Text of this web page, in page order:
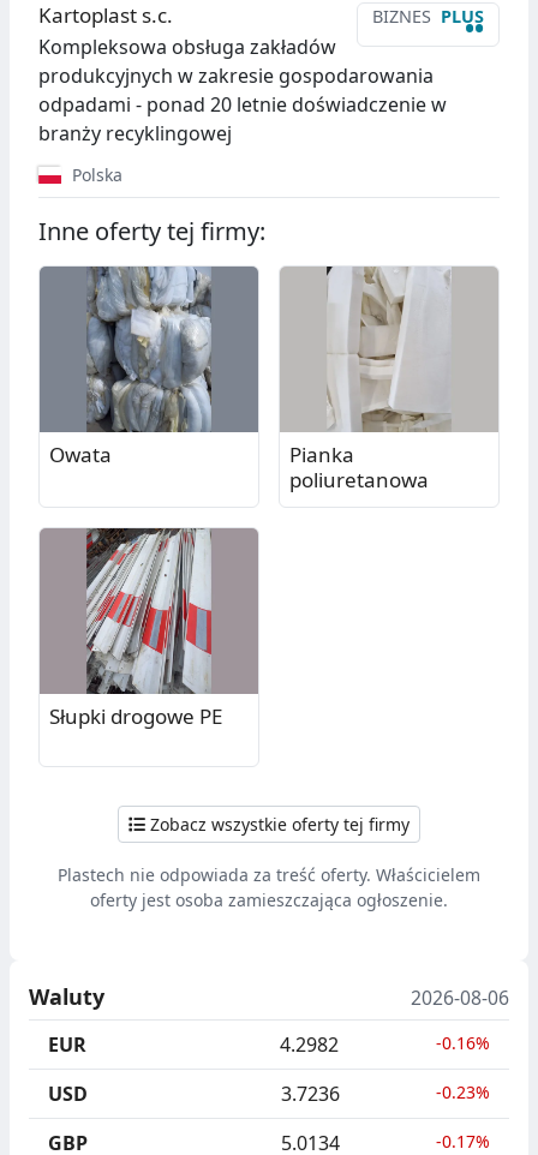
BIZNES PLUS
••
Kartoplast s.c.
Kompleksowa obsługa zakładów
produkcyjnych w zakresie gospodarowania
odpadami - ponad 20 letnie doświadczenie w
branży recyklingowej
Polska
Inne oferty tej firmy:
Owata
Pianka
poliuretanowa
Słupki drogowe PE
Zobacz wszystkie oferty tej firmy
Plastech nie odpowiada za treść oferty. Właścicielem
oferty jest osoba zamieszczająca ogłoszenie.
Waluty
2026-08-06
EUR
4.2982 -0.16%
USD 3.7236 -0.23%
GBP 5.0134 -0.17%